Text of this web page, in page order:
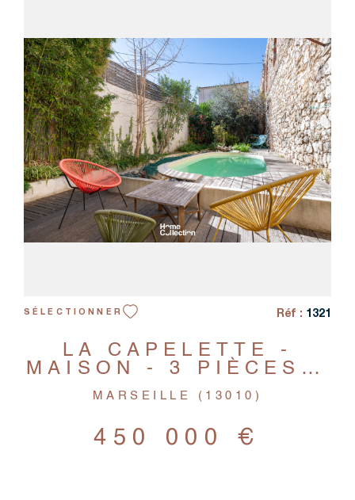
VOIR LE BIEN
SÉLECTIONNER Réf : 1321
LA CAPELETTE -
MAISON - 3 PIÈCES +
STUDIO
INDÉPENDANT
MARSEILLE (13010)
450 000 €